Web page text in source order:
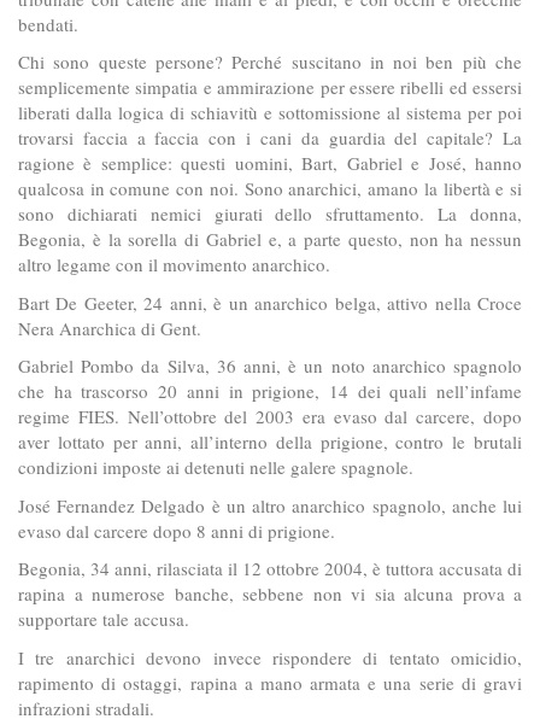
bendati.
Chi sono queste persone? Perché suscitano in noi ben più che
semplicemente simpatia e ammirazione per essere ribelli ed essersi
liberati dalla logica di schiavitù e sottomissione al sistema per poi
trovarsi faccia a faccia con i cani da guardia del capitale? La
ragione è semplice: questi uomini, Bart, Gabriel e José, hanno
qualcosa in comune con noi. Sono anarchici, amano la libertà e si
sono dichiarati nemici giurati dello sfruttamento. La donna,
Begonia, è la sorella di Gabriel e, a parte questo, non ha nessun
altro legame con il movimento anarchico.
Bart De Geeter, 24 anni, è un anarchico belga, attivo nella Croce
Nera Anarchica di Gent.
Gabriel Pombo da Silva, 36 anni, è un noto anarchico spagnolo
che ha trascorso 20 anni in prigione, 14 dei quali nell’infame
regime FIES. Nell’ottobre del 2003 era evaso dal carcere, dopo
aver lottato per anni, all’interno della prigione, contro le brutali
condizioni imposte ai detenuti nelle galere spagnole.
José Fernandez Delgado è un altro anarchico spagnolo, anche lui
evaso dal carcere dopo 8 anni di prigione.
Begonia, 34 anni, rilasciata il 12 ottobre 2004, è tuttora accusata di
rapina a numerose banche, sebbene non vi sia alcuna prova a
supportare tale accusa.
I tre anarchici devono invece rispondere di tentato omicidio,
rapimento di ostaggi, rapina a mano armata e una serie di gravi
infrazioni stradali.